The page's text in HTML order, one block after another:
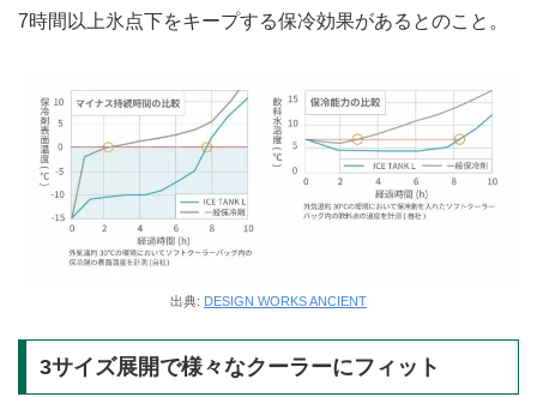
7時間以上氷点下をキープする保冷効果があるとのこと。
出典: DESIGN WORKS ANCIENT
3サイズ展開で様々なクーラーにフィット